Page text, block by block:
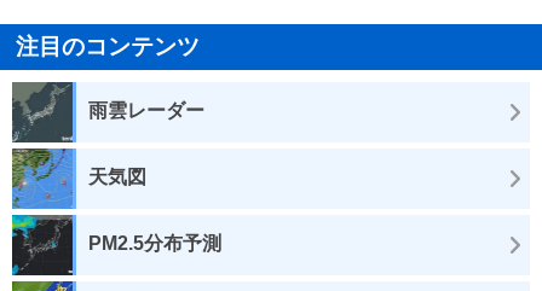
注目のコンテンツ
雨雲レーダー
天気図
PM2.5分布予測